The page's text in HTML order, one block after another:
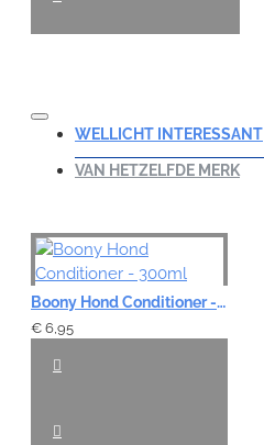
WELLICHT INTERESSANT
VAN HETZELFDE MERK
Boony Hond Conditioner - 300ml
€ 6,95